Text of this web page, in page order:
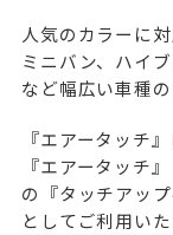
人気のカラーに
ミニバン、ハイ
など幅広い車種
『エアータッチ
『エアータッチ
の『タッチアッ
としてご利用いた